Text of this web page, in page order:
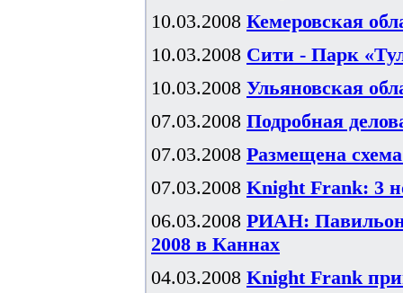
10.03.2008 Кемеровская
10.03.2008 Сити - Парк
10.03.2008 Ульяновская
07.03.2008 Подробная
07.03.2008 Размещена
07.03.2008 Knight Frank: 3
06.03.2008 РИАН: Павильон
2008 в Каннах
04.03.2008 Knight Frank